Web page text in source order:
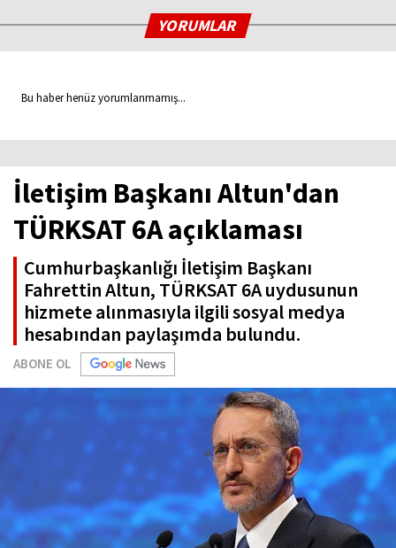
YORUMLAR
Bu haber henüz yorumlanmamış...
İletişim Başkanı Altun'dan
TÜRKSAT 6A açıklaması
Cumhurbaşkanlığı İletişim Başkanı
Fahrettin Altun, TÜRKSAT 6A uydusunun
hizmete alınmasıyla ilgili sosyal medya
hesabından paylaşımda bulundu.
ABONE OL